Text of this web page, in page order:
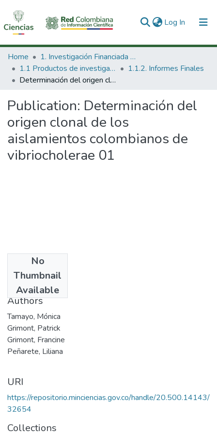
Log In (current)
Communities & Collections
All of DSpace
Home
1. Investigación Financiada con Recursos Públicos
1.1 Productos de investigación
1.1.2. Informes Finales
Determinación del origen clonal de los aislamientos colombianos de vibriocholerae 01
Publication: Determinación del
origen clonal de los
aislamientos colombianos de
vibriocholerae 01
No
Thumbnail
Available
2000
Authors
Tamayo, Mónica
Grimont, Patrick
Grimont, Francine
Peñarete, Liliana
URI
https://repositorio.minciencias.gov.co/handle/20.500.14143/
32654
Collections